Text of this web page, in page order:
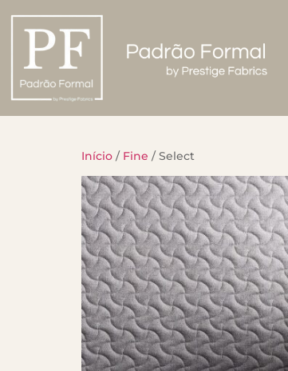
Início / Fine / Select